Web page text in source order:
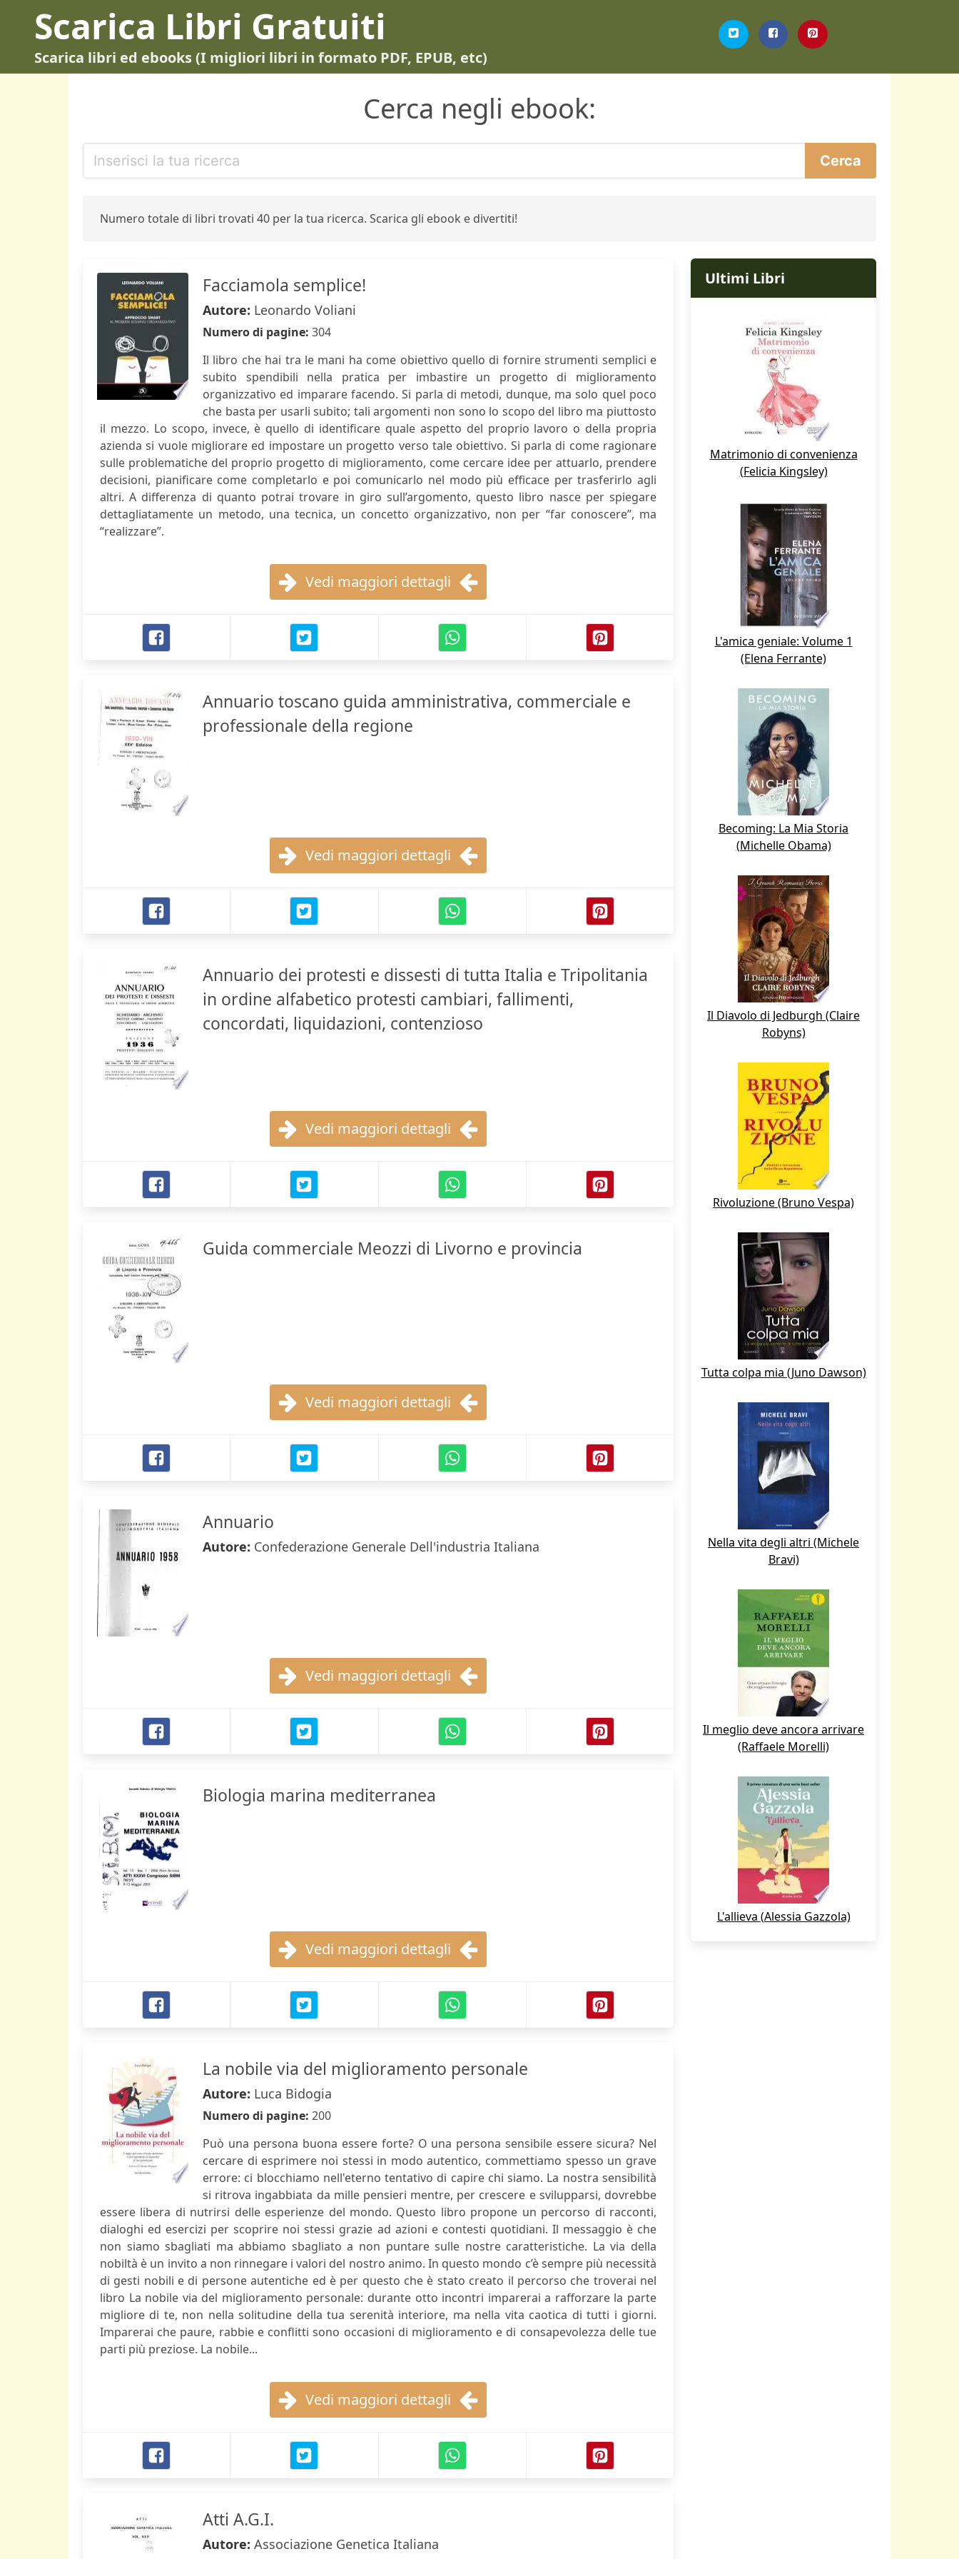
Scarica Libri Gratuiti
Scarica libri ed ebooks (I migliori libri in formato PDF, EPUB, etc)
Cerca negli ebook:
Numero totale di libri trovati 40 per la tua ricerca. Scarica gli ebook e divertiti!
Facciamola semplice!
Autore: Leonardo Voliani
Numero di pagine: 304
Il libro che hai tra le mani ha come obiettivo quello di fornire strumenti semplici e
subito spendibili nella pratica per imbastire un progetto di miglioramento
organizzativo ed imparare facendo. Si parla di metodi, dunque, ma solo quel poco
che basta per usarli subito; tali argomenti non sono lo scopo del libro ma piuttosto
il mezzo. Lo scopo, invece, è quello di identificare quale aspetto del proprio lavoro o della propria
azienda si vuole migliorare ed impostare un progetto verso tale obiettivo. Si parla di come ragionare
sulle problematiche del proprio progetto di miglioramento, come cercare idee per attuarlo, prendere
decisioni, pianificare come completarlo e poi comunicarlo nel modo più efficace per trasferirlo agli
altri. A differenza di quanto potrai trovare in giro sull’argomento, questo libro nasce per spiegare
dettagliatamente un metodo, una tecnica, un concetto organizzativo, non per “far conoscere”, ma
“realizzare”.
Vedi maggiori dettagli
Annuario toscano guida amministrativa, commerciale e
professionale della regione
Vedi maggiori dettagli
Annuario dei protesti e dissesti di tutta Italia e Tripolitania
in ordine alfabetico protesti cambiari, fallimenti,
concordati, liquidazioni, contenzioso
Vedi maggiori dettagli
Guida commerciale Meozzi di Livorno e provincia
Vedi maggiori dettagli
Annuario
Autore: Confederazione Generale Dell'industria Italiana
Vedi maggiori dettagli
Biologia marina mediterranea
Vedi maggiori dettagli
La nobile via del miglioramento personale
Autore: Luca Bidogia
Numero di pagine: 200
Può una persona buona essere forte? O una persona sensibile essere sicura? Nel
cercare di esprimere noi stessi in modo autentico, commettiamo spesso un grave
errore: ci blocchiamo nell'eterno tentativo di capire chi siamo. La nostra sensibilità
si ritrova ingabbiata da mille pensieri mentre, per crescere e svilupparsi, dovrebbe
essere libera di nutrirsi delle esperienze del mondo. Questo libro propone un percorso di racconti,
dialoghi ed esercizi per scoprire noi stessi grazie ad azioni e contesti quotidiani. Il messaggio è che
non siamo sbagliati ma abbiamo sbagliato a non puntare sulle nostre caratteristiche. La via della
nobiltà è un invito a non rinnegare i valori del nostro animo. In questo mondo c’è sempre più necessità
di gesti nobili e di persone autentiche ed è per questo che è stato creato il percorso che troverai nel
libro La nobile via del miglioramento personale: durante otto incontri imparerai a rafforzare la parte
migliore di te, non nella solitudine della tua serenità interiore, ma nella vita caotica di tutti i giorni.
Imparerai che paure, rabbie e conflitti sono occasioni di miglioramento e di consapevolezza delle tue
parti più preziose. La nobile...
Vedi maggiori dettagli
Atti A.G.I.
Autore: Associazione Genetica Italiana
Ultimi Libri
Matrimonio di convenienza
(Felicia Kingsley)
L'amica geniale: Volume 1
(Elena Ferrante)
Becoming: La Mia Storia
(Michelle Obama)
Il Diavolo di Jedburgh (Claire
Robyns)
Rivoluzione (Bruno Vespa)
Tutta colpa mia (Juno Dawson)
Nella vita degli altri (Michele
Bravi)
Il meglio deve ancora arrivare
(Raffaele Morelli)
L'allieva (Alessia Gazzola)